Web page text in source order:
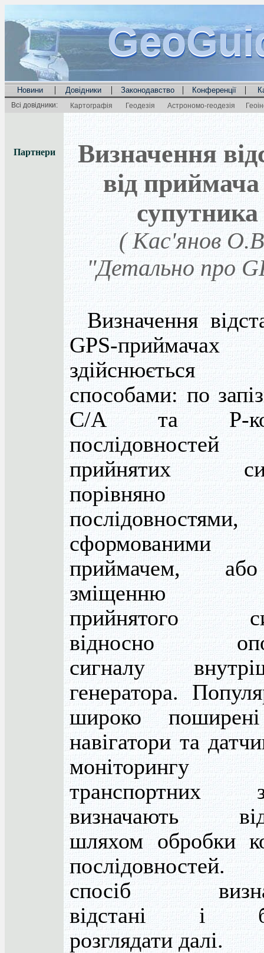
Новини | Довідники | Законодавство | Конференції |
Всі довідники: Картографія Геодезія Астрономо-геодезія
Партнери
Визначення
від
супутника
( Кас'янов
"Детально про
Визначення
GPS-приймачах
здійснюється
способами: по
С/А та Р-
послідовностей
прийнятих
послідовностями,
сформованими
приймачем,
зміщенню
прийнятого
відносно
сигналу
генератора.
широко
навігатори та
моніторингу
транспортних
визначають
шляхом обробки
спосіб
відстані і
розглядати далі.